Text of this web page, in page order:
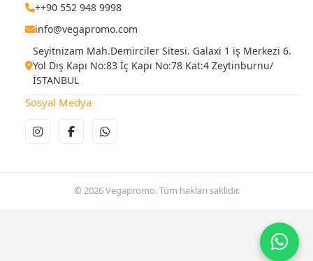
++90 552 948 9998
info@vegapromo.com
Seyitnizam Mah.Demirciler Sitesi. Galaxi 1 iş Merkezi 6.
Yol Dış Kapı No:83 İç Kapı No:78 Kat:4 Zeytinburnu/
İSTANBUL
Sosyal Medya
© 2026 Vegapromo. Tüm hakları saklıdır.